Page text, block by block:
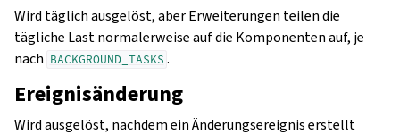
Wird täglich ausgelöst, aber Erweiterungen teilen die
tägliche Last normalerweise auf die Komponenten auf, je
nach BACKGROUND_TASKS .
Ereignisänderung
Wird ausgelöst, nachdem ein Änderungsereignis erstellt